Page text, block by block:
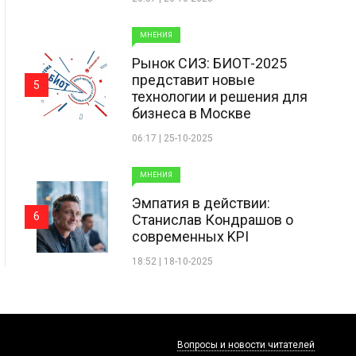
МНЕНИЯ
Рынок СИЗ: БИОТ-2025
представит новые
технологии и решения для
бизнеса в Москве
06:17 | 25-10-2025
5
МНЕНИЯ
Эмпатия в действии:
Станислав Кондрашов о
современных KPI
18:52 | 18-10-2025
6
Вопросы и новости читателей